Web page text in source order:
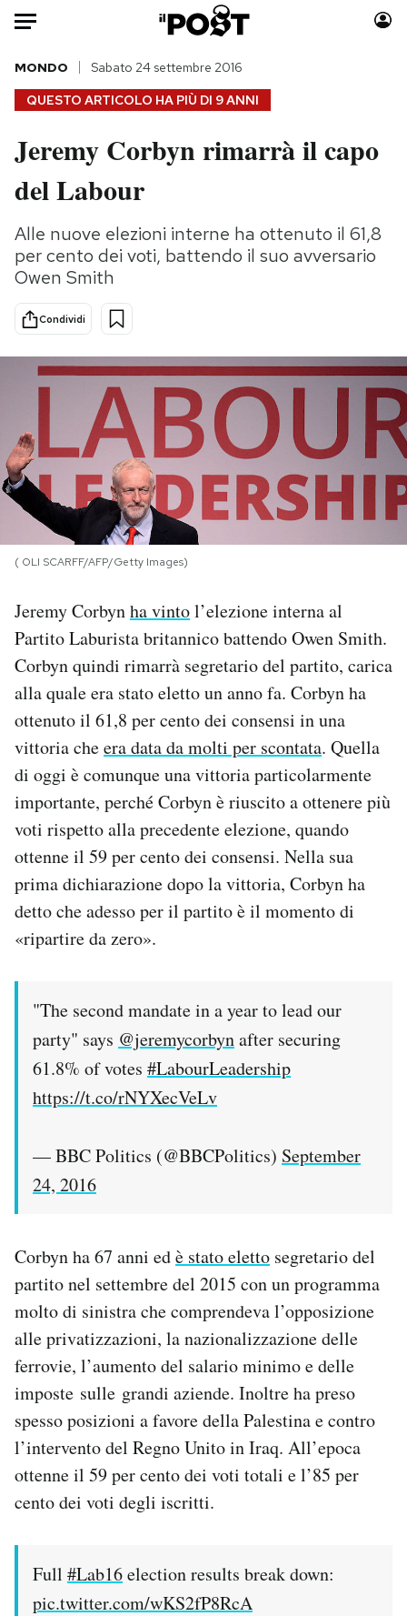
Auto
HOME
Italia
Politica
Tecnologia
Internet
Scienza
Cultura
Economia
Sport
Moda
Storie/Idee
Ok Boomer!
Mondiali calcio 2026
PODCAST
NEWSLETTER
I MIEI PREFERITI
SHOP
CALENDARIO
AREA PERSONALE
Area Personale
Newsletter
Notifiche mobile
Regala il Post
Hai bisogno di aiuto?
QUESTO ARTICOLO HA PIÙ DI 9 ANNI
MONDO Sabato 24 settembre 2016
Jeremy Corbyn rimarrà il capo
del Labour
Alle nuove elezioni interne ha ottenuto il 61,8
per cento dei voti, battendo il suo avversario
Owen Smith
Condividi
( OLI SCARFF/AFP/Getty Images)
Jeremy Corbynha vintol’elezione interna al
Partito Laburista britannico battendo Owen Smith.
Corbyn quindi rimarrà segretario del partito, carica
alla quale era stato eletto un anno fa. Corbyn ha
ottenuto il 61,8 per cento dei consensi in una
vittoria cheera data da molti per scontata. Quella
di oggi è comunque una vittoria particolarmente
importante, perché Corbyn è riuscito a ottenere più
voti rispetto alla precedente elezione, quando
ottenne il 59 per cento dei consensi. Nella sua
prima dichiarazione dopo la vittoria, Corbyn ha
detto che adesso per il partito è il momento di
«ripartire da zero».
"The second mandate in a year to lead our
party" says @jeremycorbynafter securing
61.8% of votes #LabourLeadership
https://t.co/rNYXecVeLv
— BBC Politics (@BBCPolitics) September
24, 2016
Corbyn ha 67 anni edè stato eletto segretario del
partito nel settembre del 2015 con un programma
molto di sinistra che comprendeva l’opposizione
alle privatizzazioni, la nazionalizzazione delle
ferrovie, l’aumento del salario minimo e delle
imposte sulle grandi aziende. Inoltre ha preso
spesso posizioni a favore della Palestina e contro
l’intervento del Regno Unito in Iraq. All’epoca
ottenne il 59 per cento dei voti totali e l’85 per
cento dei voti degli iscritti.
Full #Lab16election results break down:
pic.twitter.com/wKS2fP8RcA